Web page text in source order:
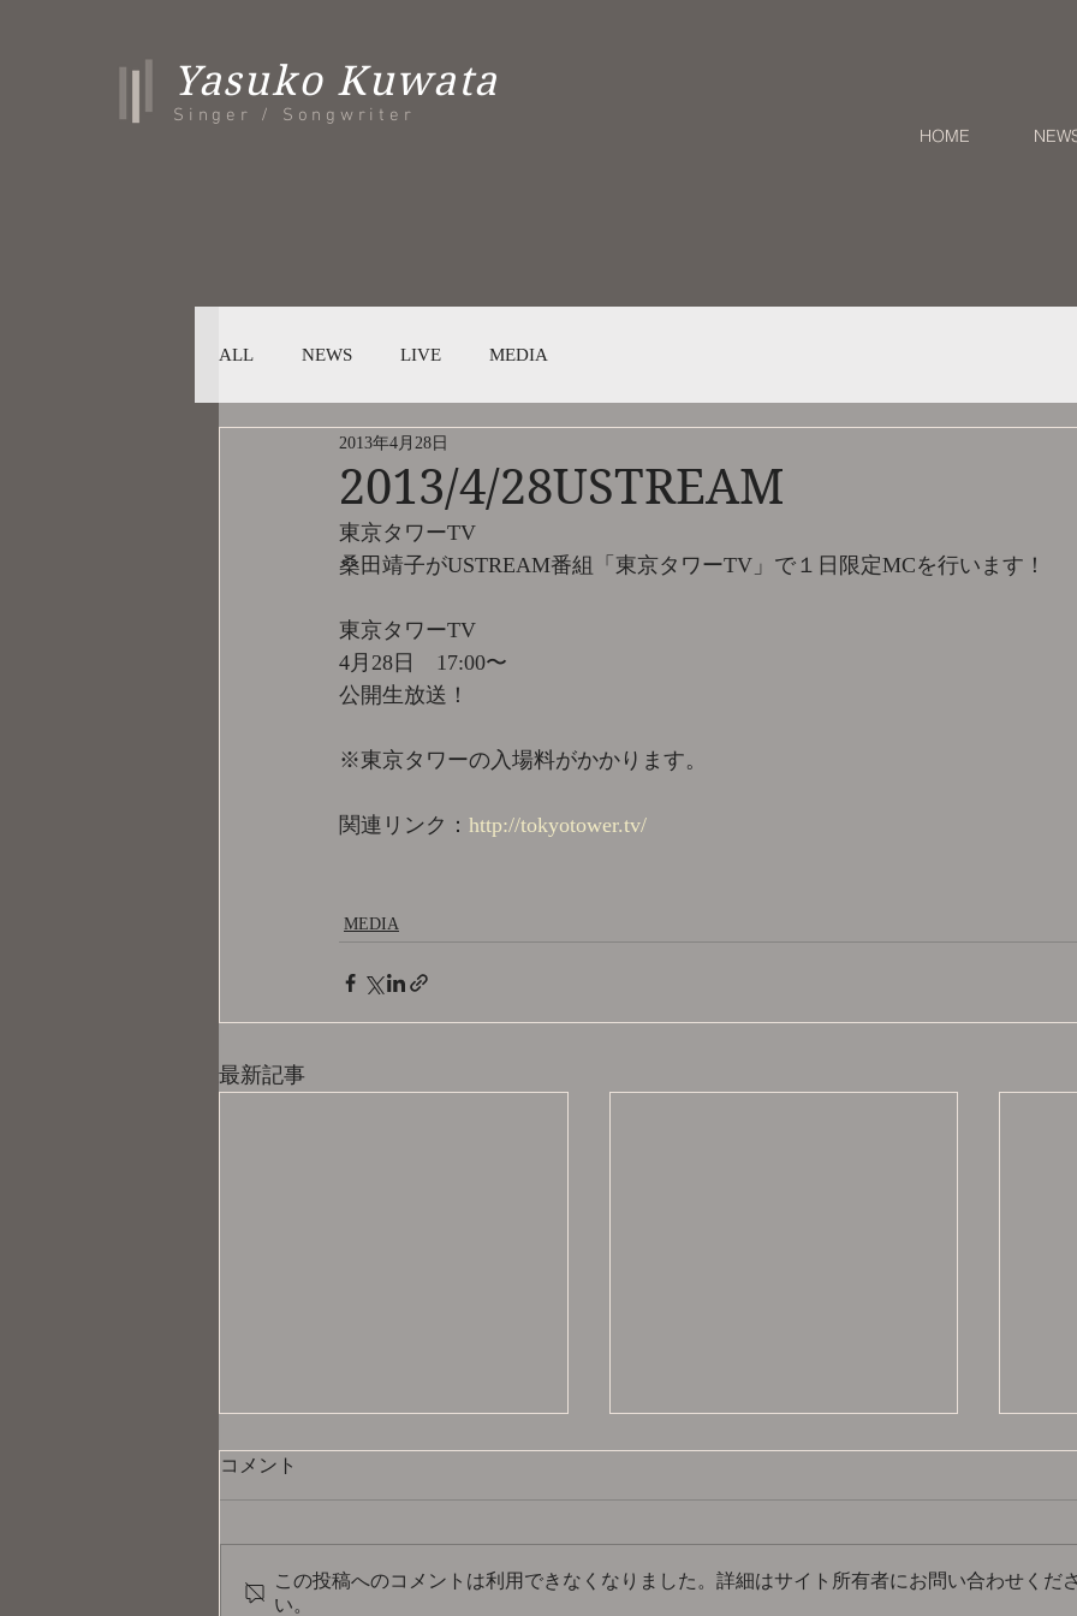
Yasuko Kuwata
Singer / Songwriter
HOME
ALL NEWS LIVE MEDIA
2013/4/28USTREAM
2013年4月28日
東京タワーTV
桑田靖子がUSTREAM番組「東京タワーTV」で１日限定MCを行います！
東京タワーTV
4月28日　17:00〜
公開生放送！
※東京タワーの入場料がかかります。
関連リンク： http://tokyotower.tv/
MEDIA
最新記事
コメント
この投稿へのコメントは利用できなくなりました。詳細はサイト所有者にお問い合わせくだ
い。